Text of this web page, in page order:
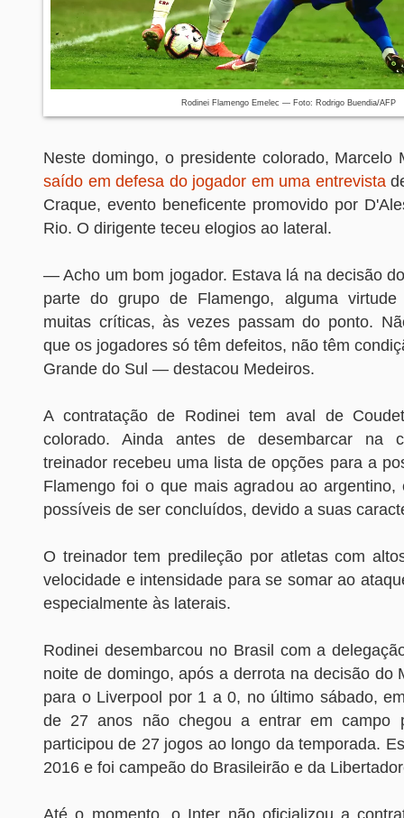
Rodinei Flamengo Emelec — Foto: Rodrigo Buendia/AFP
Neste domingo, o presidente colorado, Marcelo
saído em defesa do jogador em uma entrevista
Craque, evento beneficente promovido por
Rio. O dirigente teceu elogios ao lateral.
— Acho um bom jogador. Estava lá na decisão
parte do grupo de Flamengo, alguma
muitas críticas, às vezes passam do ponto.
que os jogadores só têm defeitos, não têm
Grande do Sul — destacou Medeiros.
A contratação de Rodinei tem aval de
colorado. Ainda antes de desembarcar na
treinador recebeu uma lista de opções para a
Flamengo foi o que mais agradou ao argentino,
possíveis de ser concluídos, devido a suas
O treinador tem predileção por atletas com
velocidade e intensidade para se somar ao
especialmente às laterais.
Rodinei desembarcou no Brasil com a
noite de domingo, após a derrota na decisão do
para o Liverpool por 1 a 0, no último sábado,
de 27 anos não chegou a entrar em campo
participou de 27 jogos ao longo da temporada.
2016 e foi campeão do Brasileirão e da
Até o momento, o Inter não oficializou a